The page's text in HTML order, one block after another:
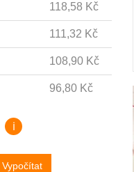
118,58 Kč
111,32 Kč
108,90 Kč
96,80 Kč
i
Vypočítat